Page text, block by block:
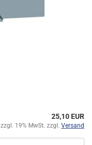
25,10 EUR
zzgl. 19% MwSt. zzgl. Versand